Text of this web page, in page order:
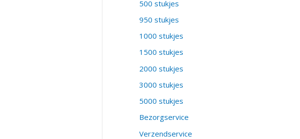
500 stukjes
950 stukjes
1000 stukjes
1500 stukjes
2000 stukjes
3000 stukjes
5000 stukjes
Bezorgservice
Verzendservice